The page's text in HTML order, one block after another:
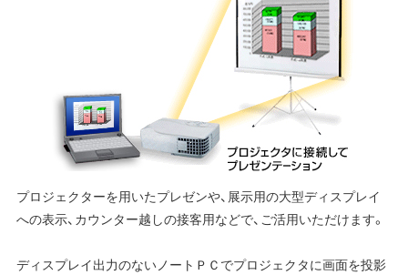
プロジェクターを用いたプレゼンや、展示用の大型ディスプレイ
への表示、カウンター越しの接客用などで、ご活用いただけます。
ディスプレイ出力のないノートＰＣでプロジェクタに画面を投影